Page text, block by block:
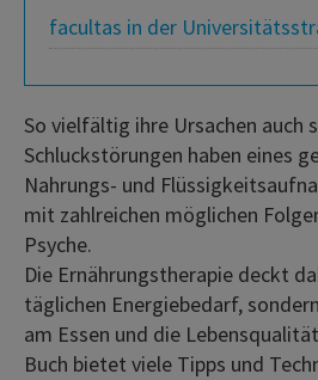
facultas in der
So vielfältig ihre Ursachen auch
Schluckstörungen haben eines
Nahrungs- und
mit zahlreichen möglichen
Psyche.
Die Ernährungstherapie deckt
täglichen Energiebedarf,
am Essen und die
Buch bietet viele Tipps und